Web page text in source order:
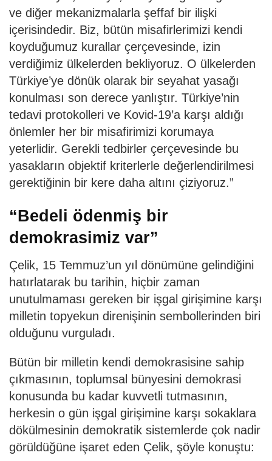
ve diğer mekanizmalarla şeffaf bir ilişki
içerisindedir. Biz, bütün misafirlerimizi kendi
koyduğumuz kurallar çerçevesinde, izin
verdiğimiz ülkelerden bekliyoruz. O ülkelerden
Türkiye’ye dönük olarak bir seyahat yasağı
konulması son derece yanlıştır. Türkiye’nin
tedavi protokolleri ve Kovid-19’a karşı aldığı
önlemler her bir misafirimizi korumaya
yeterlidir. Gerekli tedbirler çerçevesinde bu
yasakların objektif kriterlerle değerlendirilmesi
gerektiğinin bir kere daha altını çiziyoruz.”
“Bedeli ödenmiş bir
demokrasimiz var”
Çelik, 15 Temmuz’un yıl dönümüne gelindiğini
hatırlatarak bu tarihin, hiçbir zaman
unutulmaması gereken bir işgal girişimine karşı
milletin topyekun direnişinin sembollerinden biri
olduğunu vurguladı.
Bütün bir milletin kendi demokrasisine sahip
çıkmasının, toplumsal bünyesini demokrasi
konusunda bu kadar kuvvetli tutmasının,
herkesin o gün işgal girişimine karşı sokaklara
dökülmesinin demokratik sistemlerde çok nadir
görüldüğüne işaret eden Çelik, şöyle konuştu: